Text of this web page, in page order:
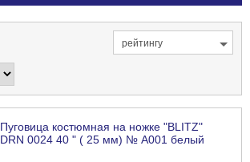
рейтингу
Пуговица костюмная на ножке "BLITZ"
DRN 0024 40 " ( 25 мм) № А001 белый